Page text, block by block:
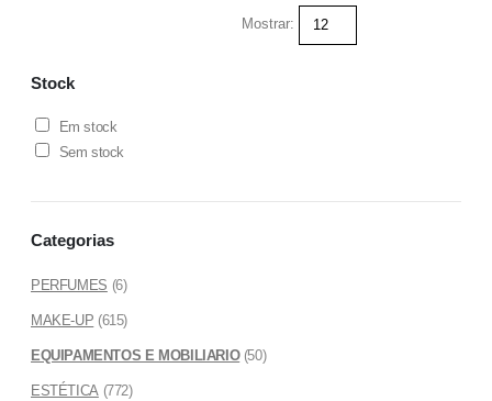
Mostrar:
Stock
Em stock
Sem stock
Categorias
PERFUMES (6)
MAKE-UP (615)
EQUIPAMENTOS E MOBILIARIO (50)
ESTÉTICA (772)